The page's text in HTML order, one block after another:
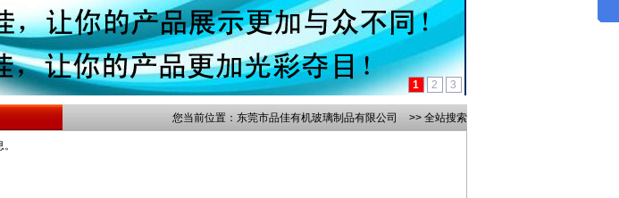
1 2 3
您当前位置： 东莞市品佳有机玻璃制品有限公司 >> 全站搜索